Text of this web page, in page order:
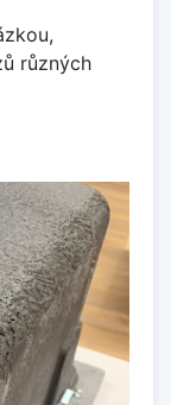
různých